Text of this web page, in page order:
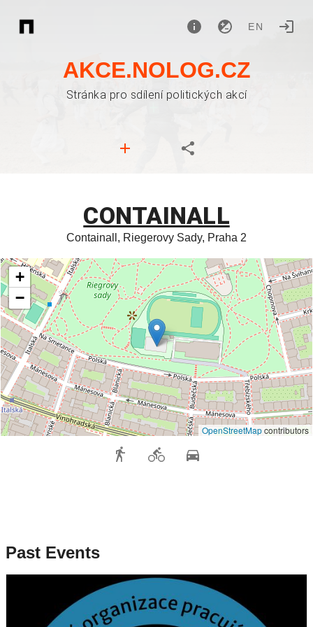
EN
AKCE.NOLOG.CZ
Stránka pro sdílení politických akcí
CONTAINALL
Containall, Riegerovy Sady, Praha 2
+
−
OpenStreetMapcontributors
Past Events